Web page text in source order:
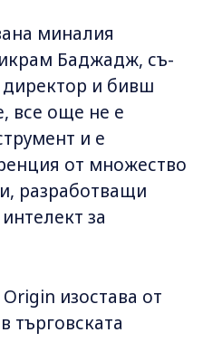
миналия
Баджадж, съ-
директор и бивш
все още не е
и е
от множество
разработващи
за
изостава от
търговската